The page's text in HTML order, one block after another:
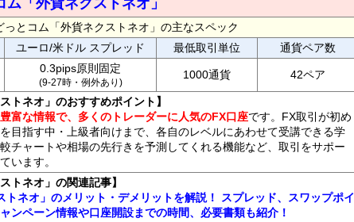
「外貨ネクストネオ」
っとコム「外貨ネクストネオ」の主なスペック
ユーロ/米ドル スプレッド 最低取引単位
通貨ペア数
0.3pips原則固定
(9-27時・例外あり)
1000通貨 42ペア
トネオ」のおすすめポイント】
富な情報で、多くのトレーダーに人気のFX口座です。FX取引が初め
目指す中・上級者向けまで、各自のレベルにあわせて受講できる学
チャートや相場の先行きを予測してくれる機能など、取引をサポー
います。
トネオ」の関連記事】
トネオ」のメリット・デメリットを解説！ スプレッド、スワップポイ
ンペーン情報や口座開設までの時間、必要書類も紹介！